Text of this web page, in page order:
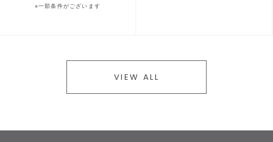
※一部条件がございます
VIEW ALL